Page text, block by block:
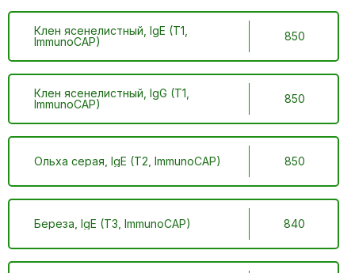
Клен ясенелистный, IgE (T1,
ImmunoCAP)
850
Клен ясенелистный, IgG (T1,
ImmunoCAP)
850
Ольха серая, IgE (T2, ImmunoCAP) 850
Береза, IgE (T3, ImmunoCAP) 840